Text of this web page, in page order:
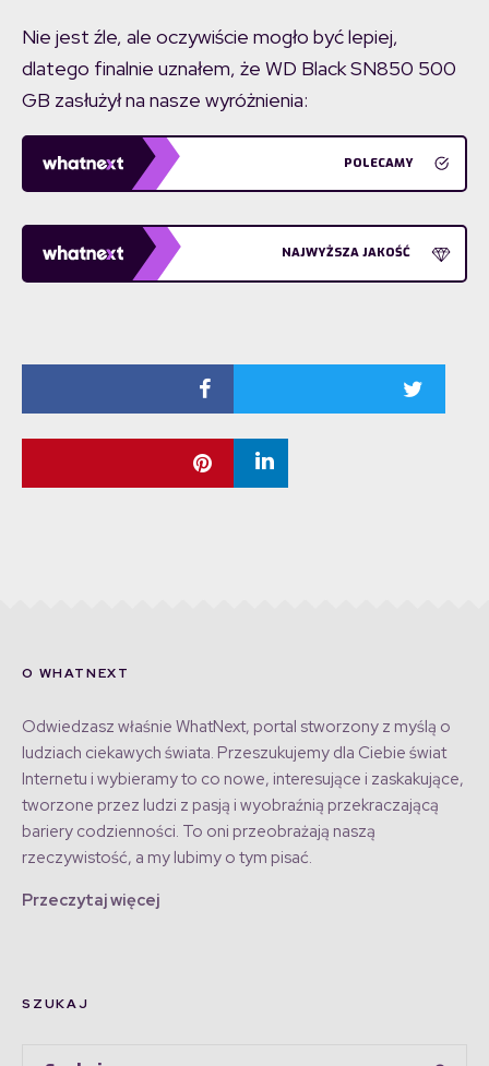
Nie jest źle, ale oczywiście mogło być lepiej,
dlatego finalnie uznałem, że WD Black SN850 500
GB zasłużył na nasze wyróżnienia:
POLECAMY
NAJWYŻSZA JAKOŚĆ
O WHATNEXT
Odwiedzasz właśnie WhatNext, portal stworzony z myślą o
ludziach ciekawych świata. Przeszukujemy dla Ciebie świat
Internetu i wybieramy to co nowe, interesujące i zaskakujące,
tworzone przez ludzi z pasją i wyobraźnią przekraczającą
bariery codzienności. To oni przeobrażają naszą
rzeczywistość, a my lubimy o tym pisać.
Przeczytaj więcej
SZUKAJ